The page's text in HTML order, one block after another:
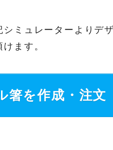
シミュレーターよりデ
ます。
箸を作成・注文